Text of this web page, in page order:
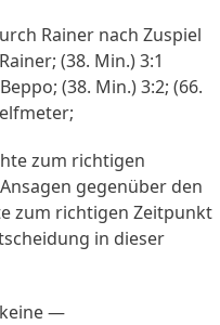
Rainer nach Zuspiel
(38. Min.) 3:1
(38. Min.) 3:2; (66.
zum richtigen
gegenüber den
zum richtigen Zeitpunkt
in dieser
—